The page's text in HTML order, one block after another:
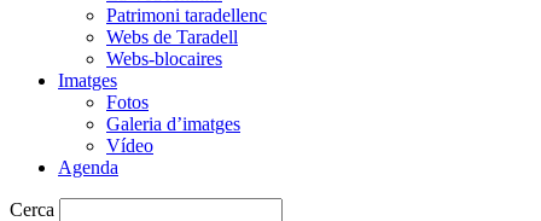
Patrimoni taradellenc
Webs de Taradell
Webs-blocaires
Imatges
Fotos
Galeria d’imatges
Vídeo
Agenda
Cerca